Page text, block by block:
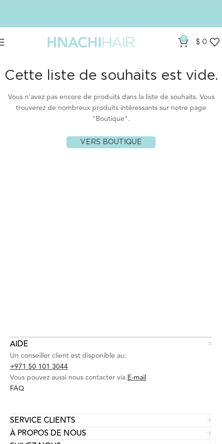
0
$ 0
Cette liste de souhaits est vide.
Vous n'avez pas encore de produits dans la liste de souhaits. Vous
trouverez de nombreux produits intéressants sur notre page
"Boutique".
VERS BOUTIQUE
AIDE
Un conseiller client est disponible au:
+971 50 101 3044
Vous pouvez aussi nous contacter viaE-mail
FAQ
SERVICE CLIENTS
À PROPOS DE NOUS